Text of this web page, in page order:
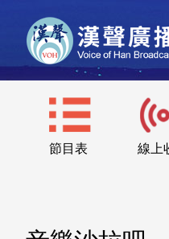
節目表 線上